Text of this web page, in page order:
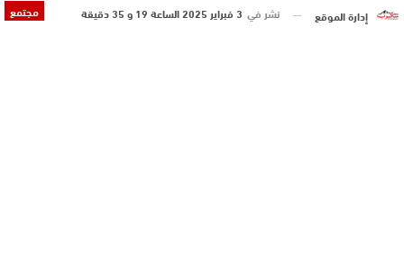
مجتمع إدارة الموقع نشر في 3 فبراير 2025 الساعة 19 و 35 دقيقة